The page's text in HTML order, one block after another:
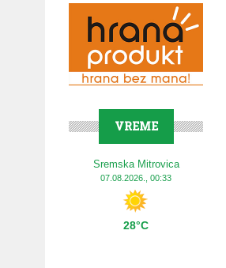
VREME
Sremska Mitrovica
07.08.2026., 00:33
28°C